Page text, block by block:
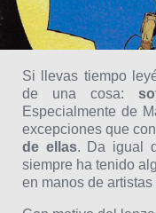
Si llevas tiempo
de una cosa:
Especialmente de
excepciones que
de ellas. Da igual
siempre ha tenido
en manos de artistas